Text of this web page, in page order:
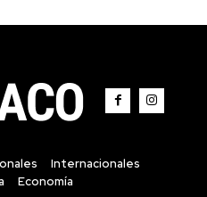
Internacionales
Economía